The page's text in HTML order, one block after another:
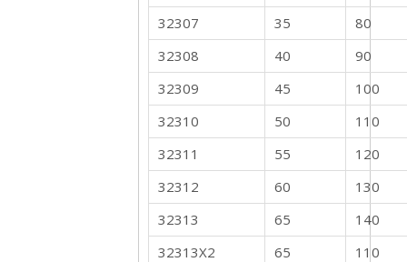
32307
35
80
32308
40
90
32309
45
100
32310
50
110
32311
55
120
32312
60
130
32313
65
140
32313X2
65 110